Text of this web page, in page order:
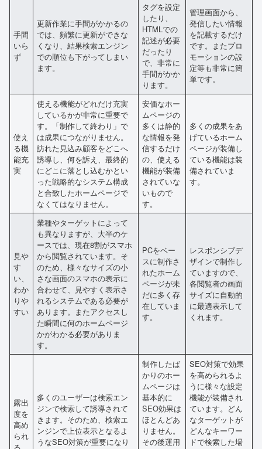
手間
いら
ず
更新作業に手間がかかるの
では、頻繁に更新ができな
くなり、結果検索エンジン
での順位も下がってしまい
ます。
タグを設定
したり、
HTMLでの
記述が必要
だったり
で、非常に
手間がかか
ります。
管理画面から、
発信したい情報
を記載するだけ
です。またプロ
モーションの設
定等も非常に簡
単です。
使え
る機
能充
実
使える機能がどれだけ充実
しているかが非常に重要で
す。「制作して終わり」で
は成果につながりません。
訪れた見込み顧客をどこへ
誘導し、何を訴え、最終的
にどこに落とし込むかとい
った戦略的なシステム構成
と合致したホームページで
なくてはなりません。
安価なホー
ムページの
多くは静的
な情報を発
信するだけ
の、使える
機能が装備
されていな
いもので
す。
多くの成果をあ
げているホーム
ページが装備し
ている機能は装
備されていま
す。
見や
す
い、
わか
りや
すい
業種やターゲットによって
も異なりますが、大半のケ
ースでは、現在8割がスマホ
から閲覧されています。そ
のため、様々なサイズの小
さな画面のスマホの表示に
合わせて、見やすく表示さ
れるシステムである必要が
あります。またアクセスし
た瞬間に何のホームページ
かがわかる必要がありま
す。
PCをベー
スに制作さ
れたホーム
ページが未
だに多く存
在していま
す。
レスポンシブデ
ザインで制作し
ていますので、
各閲覧者の画面
サイズに自動的
に最適表示して
くれます。
露出
度を
高め
られ
多くのユーザーは検索エン
ジンで検索して誘導されて
きます。そのため、検索エ
ンジンで上位表示となるよ
うなSEO対策が重要になり
制作したば
かりのホー
ムページは
基本的に
SEO効果は
ほとんどあ
りません。
その後運用
SEO対策で効果
を高められるよ
うに様々な設定
機能が装備され
ています。どん
なターゲットが
どんなキーワー
ドで検索した場